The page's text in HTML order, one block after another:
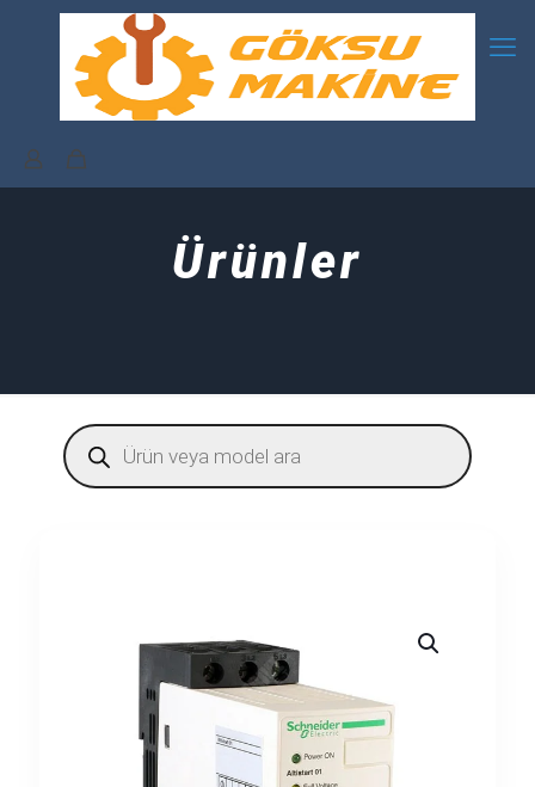
Ürünler
Products
search